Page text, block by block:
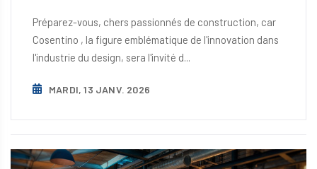
Préparez-vous, chers passionnés de construction, car
Cosentino , la figure emblématique de l'innovation dans
l'industrie du design, sera l'invité d...
MARDI, 13 JANV. 2026